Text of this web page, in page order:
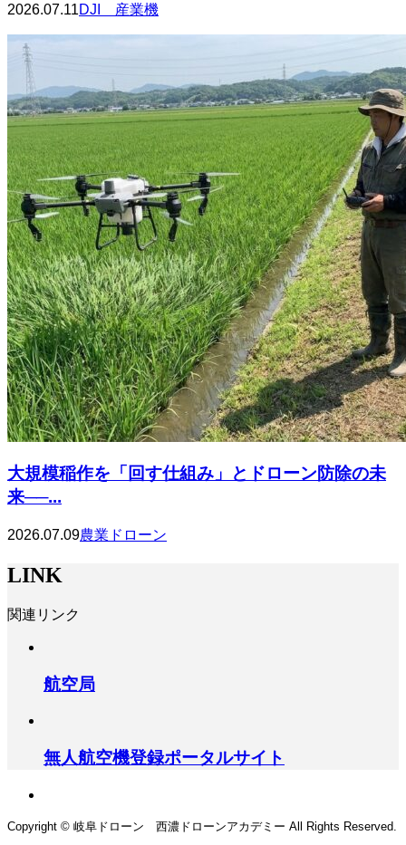
2026.07.11DJI 産業機
大規模稲作を「回す仕組み」とドローン防除の未
来──...
2026.07.09農業ドローン
LINK
関連リンク
航空局
無人航空機登録ポータルサイト
Copyright © 岐阜ドローン 西濃ドローンアカデミー All Rights Reserved.